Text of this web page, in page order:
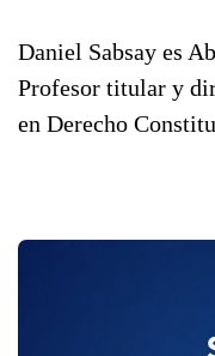
Daniel Sabsay es
Profesor titular y
en Derecho